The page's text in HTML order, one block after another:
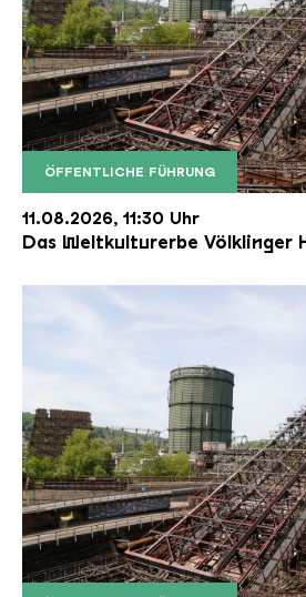
ÖFFENTLICHE FÜHRUNG
Der Erzschrägaufzug der
Copyright: Weltkulturerbe
11.08.2026, 11:30 Uhr
Das Weltkulturerbe Völklinger